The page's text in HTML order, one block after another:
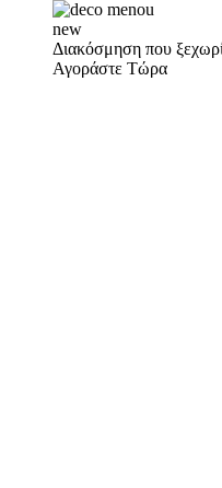
new
Διακόσμηση που
Αγοράστε Τώρα